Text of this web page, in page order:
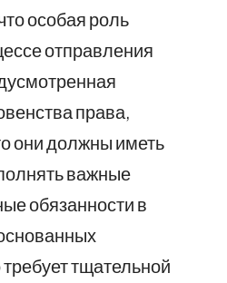
особая роль
отправления
права,
они должны иметь
важные
обязанности в
тщательной